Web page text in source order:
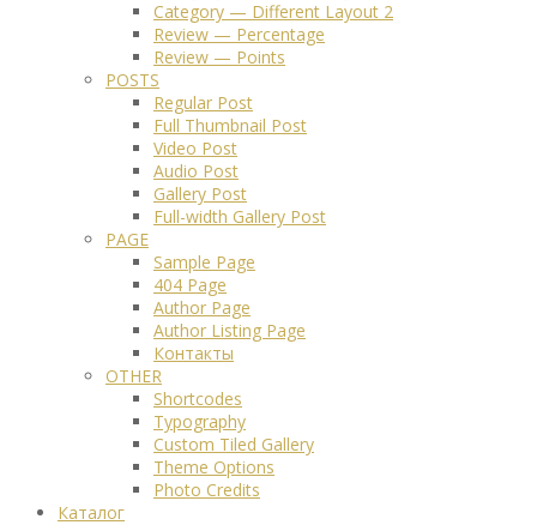
Category — Different Layout 2
Review — Percentage
Review — Points
POSTS
Regular Post
Full Thumbnail Post
Video Post
Audio Post
Gallery Post
Full-width Gallery Post
PAGE
Sample Page
404 Page
Author Page
Author Listing Page
Контакты
OTHER
Shortcodes
Typography
Custom Tiled Gallery
Theme Options
Photo Credits
Каталог